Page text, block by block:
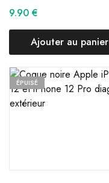
9.90 €
Ajouter au panier
ÉPUISÉ